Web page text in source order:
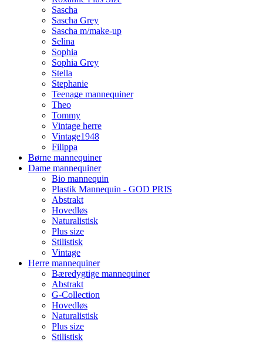
Sascha
Sascha Grey
Sascha m/make-up
Selina
Sophia
Sophia Grey
Stella
Stephanie
Teenage mannequiner
Theo
Tommy
Vintage herre
Vintage1948
Filippa
Børne mannequiner
Dame mannequiner
Bio mannequin
Plastik Mannequin - GOD PRIS
Abstrakt
Hovedløs
Naturalistisk
Plus size
Stilistisk
Vintage
Herre mannequiner
Bæredygtige mannequiner
Abstrakt
G-Collection
Hovedløs
Naturalistisk
Plus size
Stilistisk